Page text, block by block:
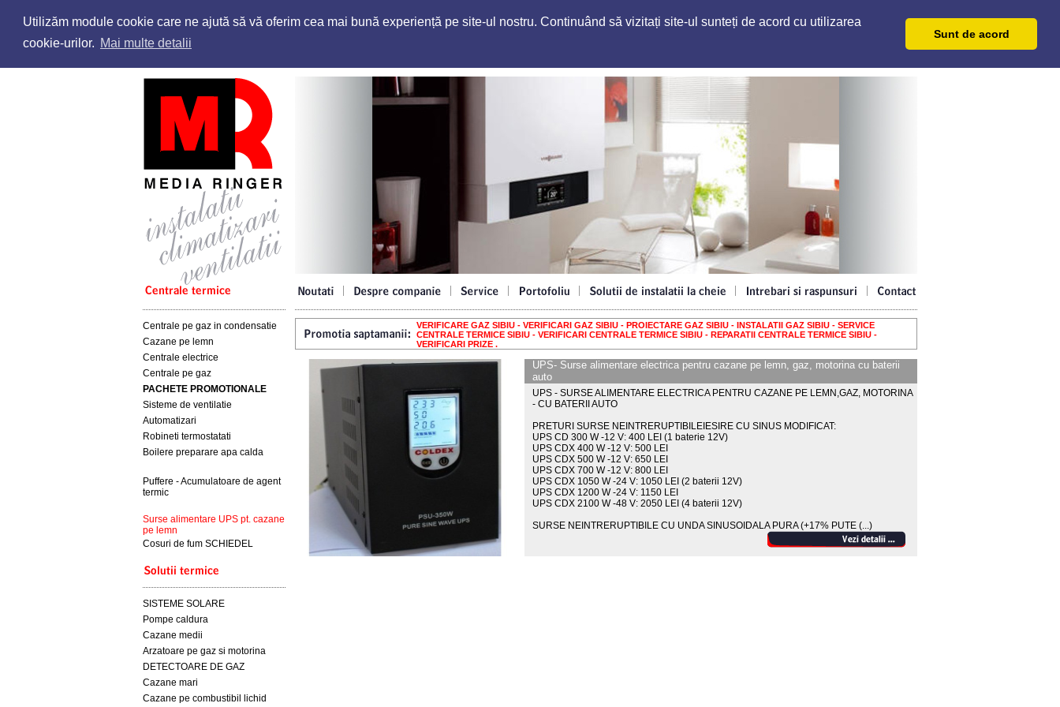
Utilizăm module cookie care ne ajută să vă oferim cea mai bună experiență pe site-ul nostru. Continuând să vizitați site-ul sunteți de acord cu utilizarea
cookie-urilor. Mai multe detalii
Sunt de acord
Centrale pe gaz in condensatie
Cazane pe lemn
Centrale electrice
Centrale pe gaz
PACHETE PROMOTIONALE
Sisteme de ventilatie
Automatizari
Robineti termostatati
Boilere preparare apa calda
Puffere - Acumulatoare de agent
termic
Surse alimentare UPS pt. cazane
pe lemn
Cosuri de fum SCHIEDEL
SISTEME SOLARE
Pompe caldura
Cazane medii
Arzatoare pe gaz si motorina
DETECTOARE DE GAZ
Cazane mari
Cazane pe combustibil lichid
VERIFICARE GAZ SIBIU - VERIFICARI GAZ SIBIU - PROIECTARE GAZ SIBIU - INSTALATII GAZ SIBIU - SERVICE
CENTRALE TERMICE SIBIU - VERIFICARI CENTRALE TERMICE SIBIU - REPARATII CENTRALE TERMICE SIBIU -
VERIFICARI PRIZE .
UPS- Surse alimentare electrica pentru cazane pe lemn, gaz, motorina cu baterii
auto
UPS - SURSE ALIMENTARE ELECTRICA PENTRU CAZANE PE LEMN,GAZ, MOTORINA
- CU BATERII AUTO
PRETURI SURSE NEINTRERUPTIBILEIESIRE CU SINUS MODIFICAT:
UPS CD 300 W -12 V: 400 LEI (1 baterie 12V)
UPS CDX 400 W -12 V: 500 LEI
UPS CDX 500 W -12 V: 650 LEI
UPS CDX 700 W -12 V: 800 LEI
UPS CDX 1050 W -24 V: 1050 LEI (2 baterii 12V)
UPS CDX 1200 W -24 V: 1150 LEI
UPS CDX 2100 W -48 V: 2050 LEI (4 baterii 12V)
SURSE NEINTRERUPTIBILE CU UNDA SINUSOIDALA PURA (+17% PUTE (...)